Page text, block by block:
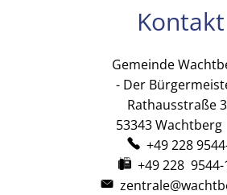
Kontakt
Gemeinde
- Der
Rathausstraße
53343Wachtberg
+49 228
+49 228 9544-